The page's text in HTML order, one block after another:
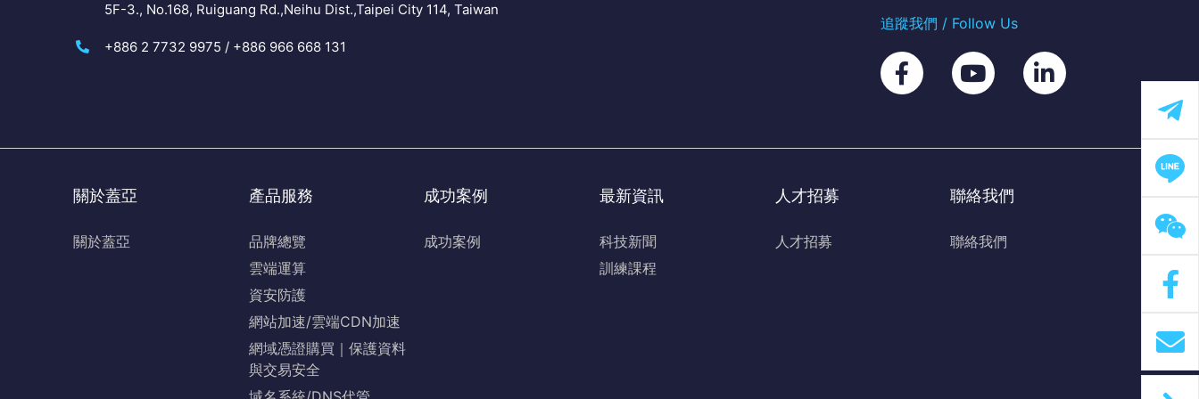
5F-3., No.168, Ruiguang Rd.,Neihu Dist.,Taipei City 114, Taiwan
+886 2 7732 9975 / +886 966 668 131
追蹤我們 / Follow Us
關於蓋亞
關於蓋亞
產品服務
品牌總覽
雲端運算
資安防護
網站加速/雲端CDN加速
網域憑證購買｜保護資料
與交易安全
成功案例
成功案例
最新資訊
科技新聞
訓練課程
人才招募
人才招募
聯絡我們
聯絡我們